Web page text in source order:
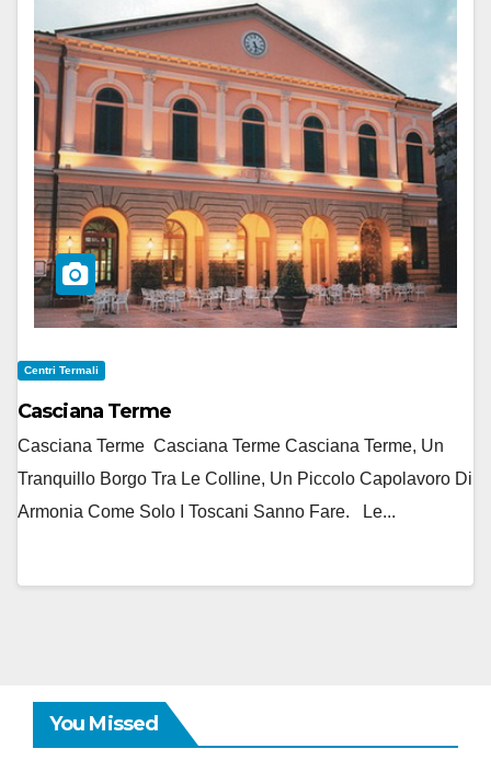
Centri Termali
Casciana Terme
Casciana Terme Casciana Terme Casciana Terme, Un
Tranquillo Borgo Tra Le Colline, Un Piccolo Capolavoro Di
Armonia Come Solo I Toscani Sanno Fare. Le...
You Missed